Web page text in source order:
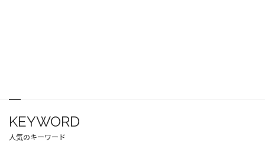
KEYWORD
人気のキーワード